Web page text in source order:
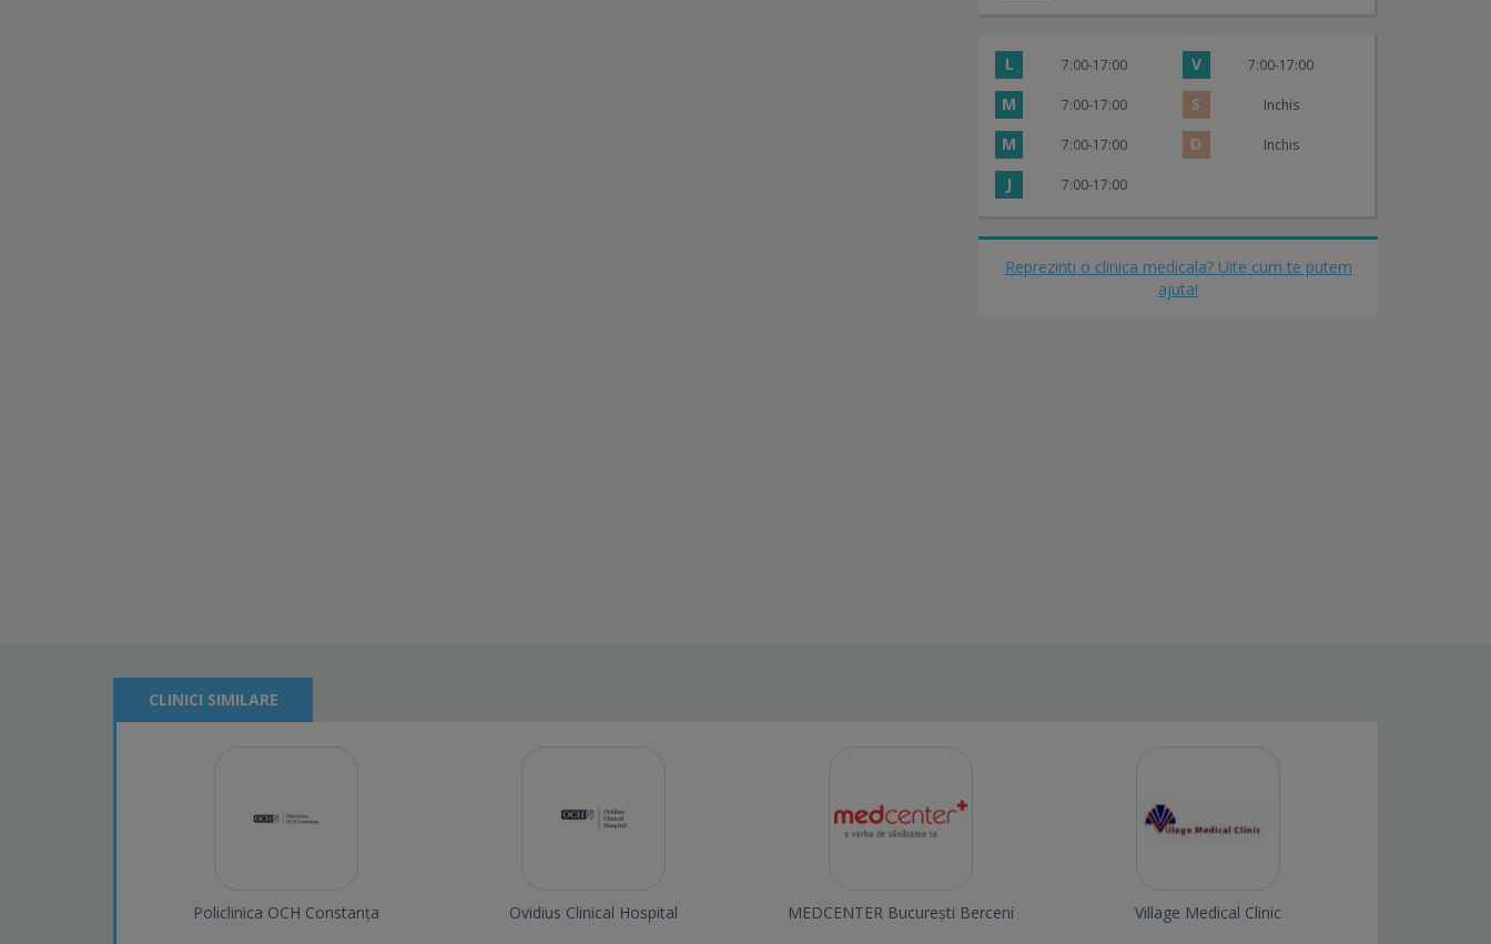
L 7:00-17:00 V 7:00-17:00
M 7:00-17:00 S Inchis
M 7:00-17:00 D Inchis
J 7:00-17:00
Reprezinti o clinica medicala? Uite cum te putem
ajuta!
CLINICI SIMILARE
Policlinica OCH Constanța Ovidius Clinical Hospital MEDCENTER București Berceni Village Medical Clinic